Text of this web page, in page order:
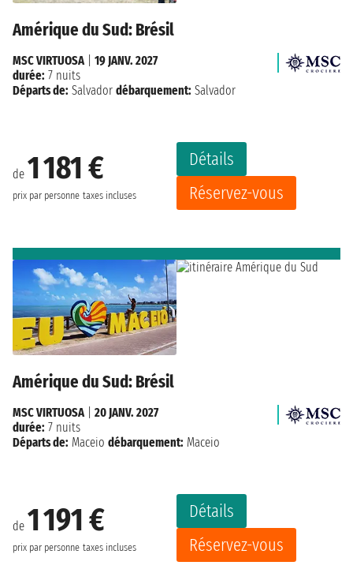
Amérique du Sud: Brésil
de 1 181 €
prix par personne taxes incluses
Détails
Réservez-vous
MSC VIRTUOSA
19 JANV. 2027
durée: 7 nuits
Départs de: Salvador débarquement: Salvador
Amérique du Sud: Brésil
de 1 191 €
prix par personne taxes incluses
Détails
Réservez-vous
MSC VIRTUOSA| 20 JANV. 2027
durée: 7 nuits
Départs de: Maceio débarquement: Maceio